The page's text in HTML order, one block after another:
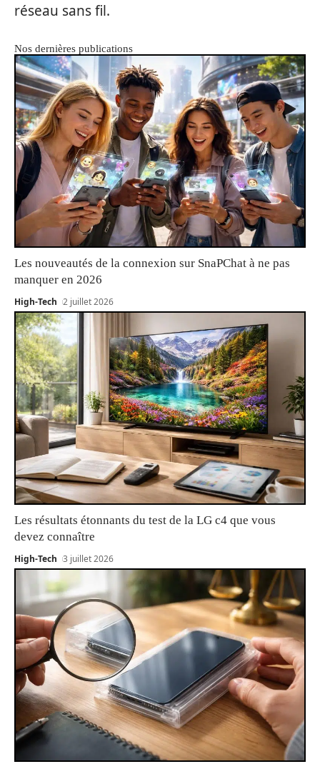
réseau sans fil.
Nos dernières publications
Les nouveautés de la connexion sur SnaPChat à ne pas
manquer en 2026
High-Tech 2 juillet 2026
Les résultats étonnants du test de la LG c4 que vous
devez connaître
High-Tech 3 juillet 2026